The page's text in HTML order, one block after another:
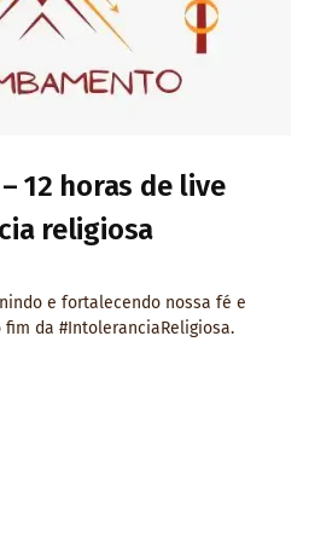
12 horas de live
religiosa
e fortalecendo nossa fé e
da #IntoleranciaReligiosa.